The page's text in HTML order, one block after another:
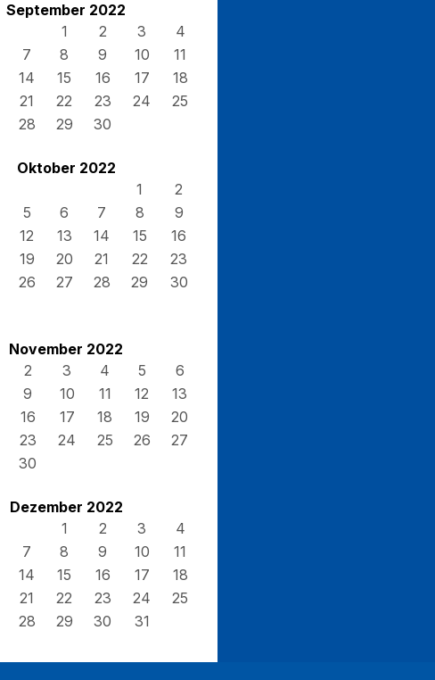
September 2022
1
2 3
4
7 8 9 10
11
14 15 16 17
18
21 22 23 24
25
28 29 30
Oktober 2022
1
2
5 6 7 8
9
12 13 14 15
16
19 20 21 22
23
26 27 28 29
30
November 2022
2 3 4 5
6
9 10 11 12
13
16 17 18 19
20
23 24 25 26
27
30
Dezember 2022
1
2 3
4
7 8 9 10
11
14 15 16 17
18
21 22 23 24
25
28 29 30 31